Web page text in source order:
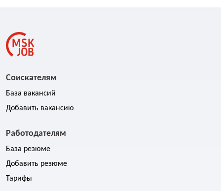
Соискателям
База вакансий
Добавить вакансию
Работодателям
База резюме
Добавить резюме
Тарифы